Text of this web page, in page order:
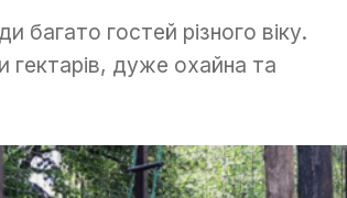
багато гостей різного віку.
гектарів, дуже охайна та